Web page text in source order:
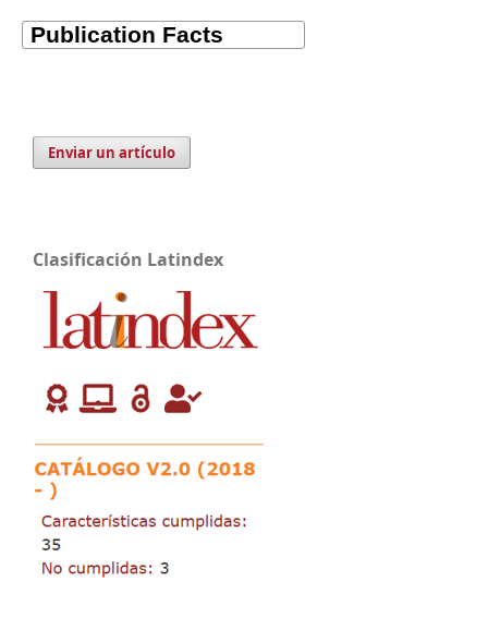
Enviar un artículo
Clasificación Latindex